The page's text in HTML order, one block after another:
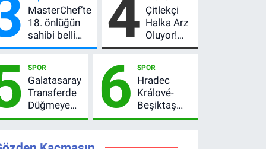
satır
arasında
verdi
MasterChef’te
18. önlüğün
sahibi belli
oldu! Ana
yarışmacı kim
oldu?
4 Çitlekçi
Halka Arz
Oluyor!
SPK
Fiyatı, Lot
Sayısı ve
Talep
Toplama
Tarihi
SPOR
Galatasaray
Transferde
Düğmeye
Bastı! Leao,
ve
6 SPOR
Hradec
Králové-
Beşiktaş
maçı hangi